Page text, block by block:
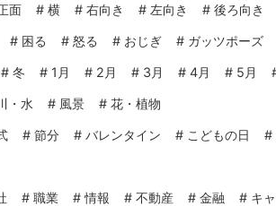
面 # 横 # 右向き # 左向き # 後ろ向き
# 困る # 怒る # おじぎ # ガッツポーズ
# 冬 # 1月 # 2月 # 3月 # 4月 # 5月
・水 # 風景 # 花・植物
# 節分 # バレンタイン # こどもの日 #
# 職業 #情報 # 不動産 # 金融 # キ